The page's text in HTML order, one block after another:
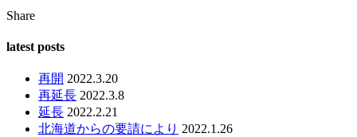
Share
latest posts
再開 2022.3.20
再延長 2022.3.8
延長 2022.2.21
北海道からの要請により 2022.1.26